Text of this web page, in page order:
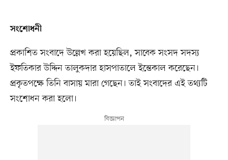
সংশোধনী
প্রকাশিত সংবাদে উল্লেখ করা হয়েছিল, সাবেক সংসদ সদস্য
ইফতিকার উদ্দিন তালুকদার হাসপাতালে ইন্তেকাল করেছেন।
প্রকৃতপক্ষে তিনি বাসায় মারা গেছেন। তাই সংবাদের এই তথ্যটি
সংশোধন করা হলো।